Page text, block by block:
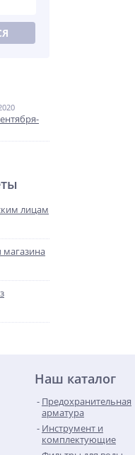
2 x
FITT
2" (НР)
-68%
лицам
магазина
Наш каталог
Предохранительная
арматура
Инструмент и
комплектующие